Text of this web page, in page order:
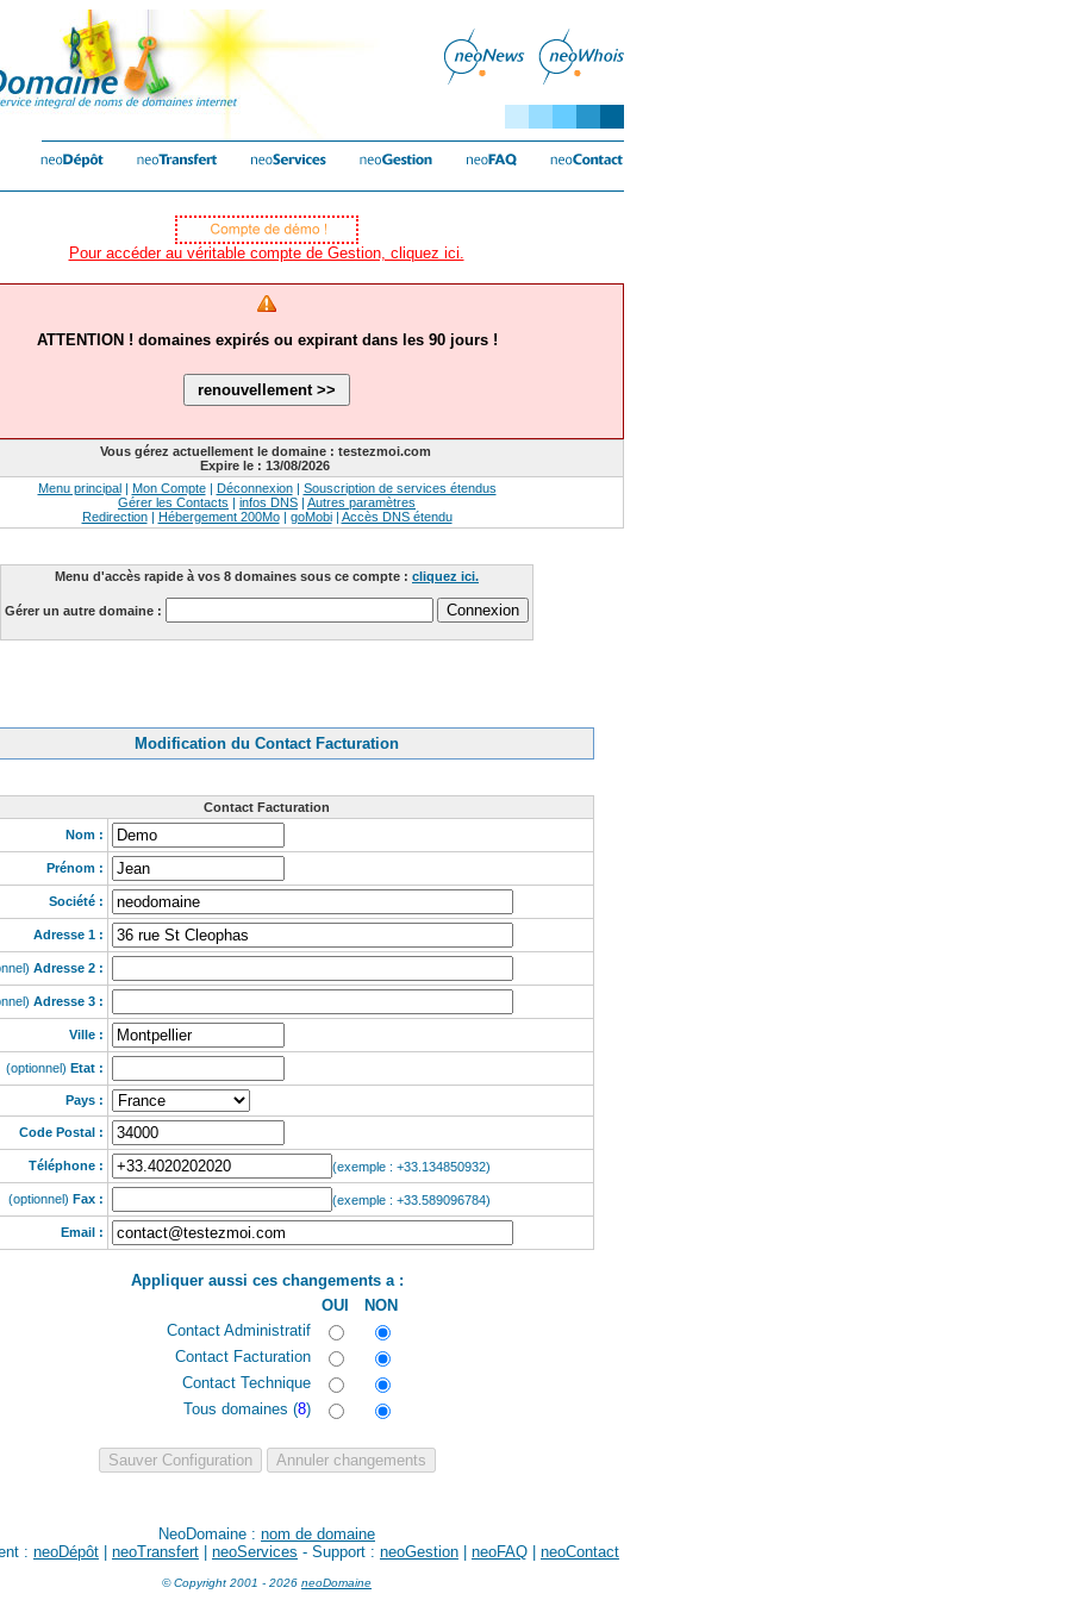
Pour accéder au véritable compte de Gestion, cliquez ici.
ATTENTION ! domaines expirés ou expirant dans les 90 jours !
Vous gérez actuellement le domaine : testezmoi.com
Expire le : 13/08/2026
Menu principal| Mon Compte| Déconnexion| Souscription de services étendus
Gérer les Contacts | infos DNS | Autres paramètres
Redirection| Hébergement 200Mo| goMobi| Accès DNS étendu
Menu d'accès rapide à vos 8 domaines sous ce compte : cliquez ici.
Gérer un autre domaine :
Modification du Contact Facturation
Contact Facturation
Nom :
Prénom :
Société :
Adresse 1 :
Adresse 2 :
Adresse 3 :
Ville :
(optionnel) Etat :
Pays :
Code Postal :
Téléphone : (exemple : +33.134850932)
(optionnel) Fax : (exemple : +33.589096784)
Email :
Appliquer aussi ces changements a :
OUI
NON
Contact Administratif
Contact Facturation
Contact Technique
Tous domaines (8)
NeoDomaine : nom de domaine
: neoDépôt neoTransfert neoServices - Support : neoGestion neoFAQ neoContact
© Copyright 2001 - 2026 neoDomaine